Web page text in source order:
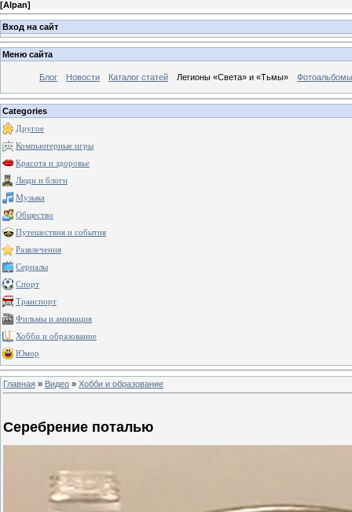
[Alpan]
Вход на сайт
Меню сайта
Блог Новости Каталог статей Легионы «Света» и «Тьмы» Фотоальбомы
Categories
Другое
Компьютерные игры
Красота и здоровье
Люди и блоги
Музыка
Общество
Путешествия и события
Развлечения
Сериалы
Спорт
Транспорт
Фильмы и анимация
Хобби и образование
Юмор
Главная » Видео » Хобби и образование
Серебрение поталью